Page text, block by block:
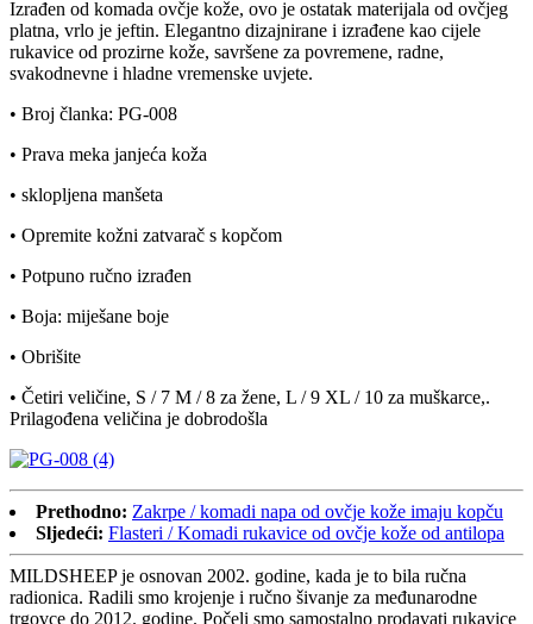
Izrađen od komada ovčje kože, ovo je ostatak materijala od ovčjeg
platna, vrlo je jeftin. Elegantno dizajnirane i izrađene kao cijele
rukavice od prozirne kože, savršene za povremene, radne,
svakodnevne i hladne vremenske uvjete.
• Broj članka: PG-008
• Prava meka janjeća koža
• sklopljena manšeta
• Opremite kožni zatvarač s kopčom
• Potpuno ručno izrađen
• Boja: miješane boje
• Obrišite
• Četiri veličine, S / 7 M / 8 za žene, L / 9 XL / 10 za muškarce,.
Prilagođena veličina je dobrodošla
Prethodno: Zakrpe / komadi napa od ovčje kože imaju kopču
Sljedeći: Flasteri / Komadi rukavice od ovčje kože od antilopa
MILDSHEEP je osnovan 2002. godine, kada je to bila ručna
radionica. Radili smo krojenje i ručno šivanje za međunarodne
trgovce do 2012. godine. Počeli smo samostalno prodavati rukavice